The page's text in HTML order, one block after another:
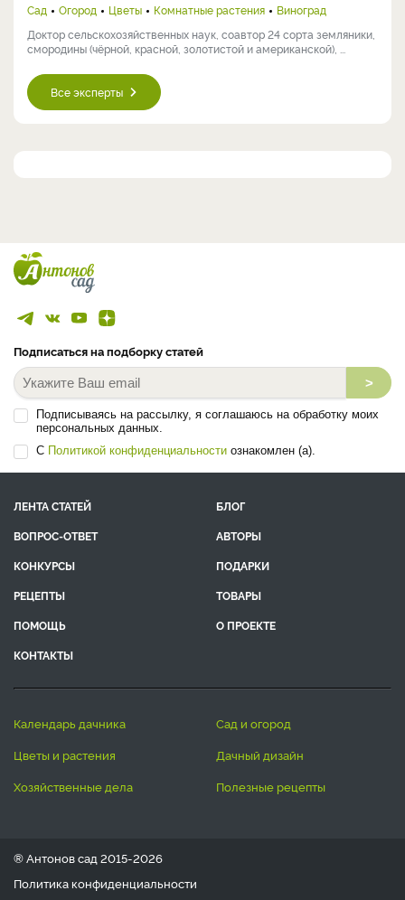
Сад Огород Цветы Комнатные растения
Виноград
Доктор сельскохозяйственных наук, соавтор 24 сорта земляники,
смородины (чёрной, красной, золотистой и американской), ...
Все эксперты
Подписаться на подборку статей
>
Подписываясь на рассылку, я соглашаюсь на обработку моих
персональных данных.
С Политикой конфиденциальности ознакомлен (а).
ЛЕНТА СТАТЕЙ
БЛОГ
ВОПРОС-ОТВЕТ
АВТОРЫ
КОНКУРСЫ
ПОДАРКИ
РЕЦЕПТЫ
ТОВАРЫ
ПОМОЩЬ
О ПРОЕКТЕ
КОНТАКТЫ
календарь дачника
сад и огород
цветы и растения
дачный дизайн
хозяйственные дела
полезные рецепты
® Антонов сад 2015-2026
Политика конфиденциальности